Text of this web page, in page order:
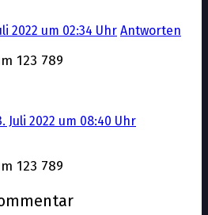
2022 um 02:34 Uhr Antworten
123 789
Juli 2022 um 08:40 Uhr
123 789